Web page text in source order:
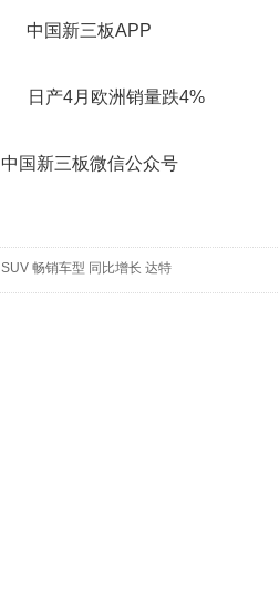
中国新三板APP
中国新三板微信公众号
SUV 畅销车型 同比增长 达特